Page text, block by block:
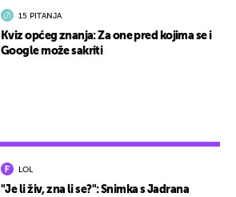
LOL
"Je li živ, zna li se?": Snimka s Jadrana
15 PITANJA
Kviz općeg znanja: Za one pred kojima se i
Google može sakriti